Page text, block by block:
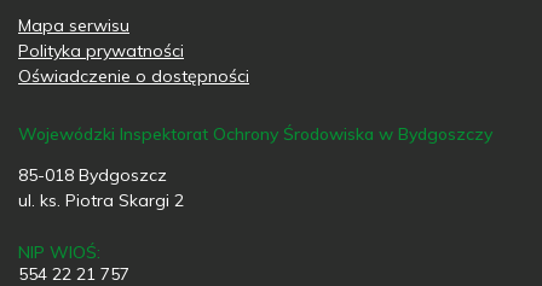
Mapa serwisu
Polityka prywatności
Oświadczenie o dostępności
Wojewódzki Inspektorat Ochrony Środowiska w Bydgoszczy
85-018 Bydgoszcz
ul. ks. Piotra Skargi 2
NIP WIOŚ:
554 22 21 757